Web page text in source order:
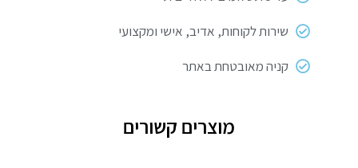
שירות לקוחות, אדיב, אישי ומקצועי
קניה מאובטחת באתר
מוצרים קשורים